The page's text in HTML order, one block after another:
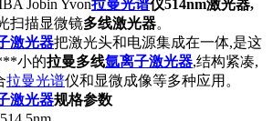
Jobin Yvon拉曼光谱仪514nm激光器,
扫描显微镜多线激光器。
激光器把激光头和电源集成在一体,是这
小的拉曼多线氩离子激光器,结构紧凑,
拉曼光谱仪和显微成像等多种应用。
激光器规格参数